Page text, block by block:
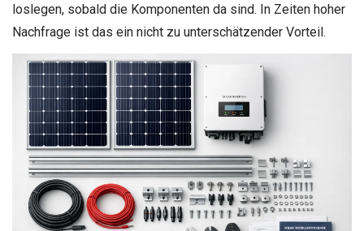
loslegen, sobald die Komponenten da sind. In Zeiten hoher
Nachfrage ist das ein nicht zu unterschätzender Vorteil.